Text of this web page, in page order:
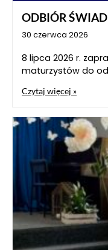
ODBIÓR
30 czerwca 2026
8 lipca 2026 r.
maturzystów do
Czytaj więcej »